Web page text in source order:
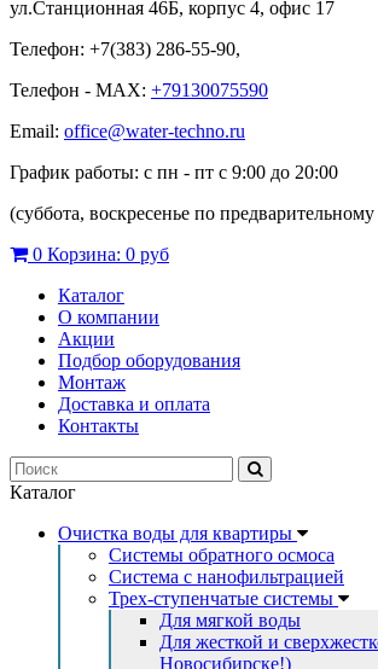
ул.Станционная 46Б, корпус 4, офис 17
Телефон: +7(383) 286-55-90,
Телефон - MAX: +79130075590
Email: office@water-techno.ru
График работы: с пн - пт с 9:00 до 20:00
(суббота, воскресенье по
0 Корзина: 0 руб
Каталог
О компании
Акции
Подбор оборудования
Монтаж
Доставка и оплата
Контакты
Каталог
Очистка воды для квартиры
Системы обратного осмоса
Система с нанофильтрацией
Трех-ступенчатые системы
Для мягкой воды
Для жесткой и
Новосибирске!)